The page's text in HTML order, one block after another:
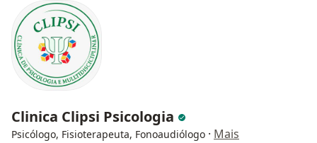
Clinica Clipsi Psicologia
Psicólogo, Fisioterapeuta, Fonoaudiólogo · Mais